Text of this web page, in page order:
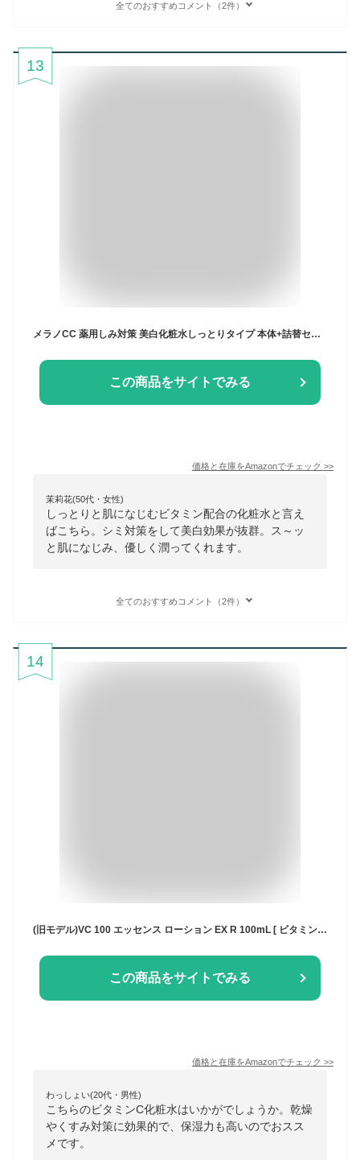
全てのおすすめコメント（2件）
13
メラノCC 薬用しみ対策 美白化粧水しっとりタイプ 本体+詰替セット +極潤サシェット付 【医薬部外品】【Amazon.co.jp限定品】
この商品をサイトでみる
価格と在庫をAmazonでチェック >>
茉莉花(50代・女性)
しっとりと肌になじむビタミン配合の化粧水と言え
ばこちら。シミ対策をして美白効果が抜群。ス～ッ
と肌になじみ、優しく潤ってくれます。
全てのおすすめコメント（2件）
14
(旧モデル)VC 100 エッセンス ローション EX R 100mL [ ビタミンC 化粧水 ] お試し トライアル 高保湿 紫外線 乾燥 美容液 毛穴 敏感 ナイアシンアミド 顔 プレゼント 人気ランキング ギフト メンズ スキンケア ドクターシーラボ
この商品をサイトでみる
価格と在庫をAmazonでチェック >>
わっしょい(20代・男性)
こちらのビタミンC化粧水はいかがでしょうか。乾燥
やくすみ対策に効果的で、保湿力も高いのでおスス
メです。